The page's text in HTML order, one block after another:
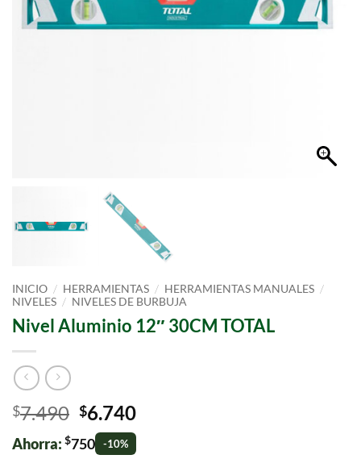
INICIO / HERRAMIENTAS / HERRAMIENTAS MANUALES /
NIVELES / NIVELES DE BURBUJA
Nivel Aluminio 12″ 30CM TOTAL
$7.490 $6.740
Ahorra: $750 -10%